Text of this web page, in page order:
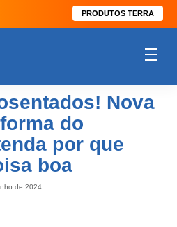
PRODUTOS TERRA
Nova
do
por que
boa
de 2024